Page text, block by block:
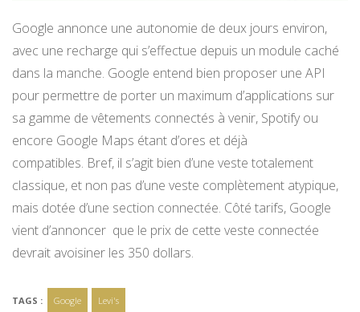
Google annonce une autonomie de deux jours environ,
avec une recharge qui s’effectue depuis un module caché
dans la manche. Google entend bien proposer une API
pour permettre de porter un maximum d’applications sur
sa gamme de vêtements connectés à venir, Spotify ou
encore Google Maps étant d’ores et déjà
compatibles. Bref, il s’agit bien d’une veste totalement
classique, et non pas d’une veste complètement atypique,
mais dotée d’une section connectée. Côté tarifs, Google
vient d’annoncer que le prix de cette veste connectée
devrait avoisiner les 350 dollars.
TAGS : Google Levi's